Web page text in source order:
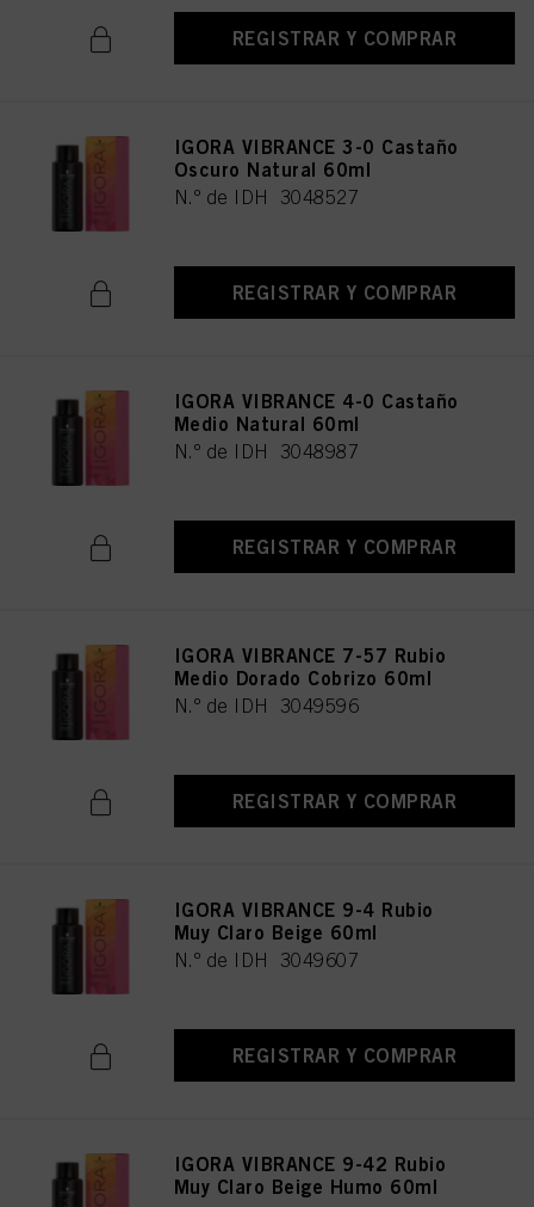
REGISTRAR Y COMPRAR
IGORA VIBRANCE 3-0 Castaño
Oscuro Natural 60ml
N.º de IDH 3048527
REGISTRAR Y COMPRAR
IGORA VIBRANCE 4-0 Castaño
Medio Natural 60ml
N.º de IDH 3048987
REGISTRAR Y COMPRAR
IGORA VIBRANCE 7-57 Rubio
Medio Dorado Cobrizo 60ml
N.º de IDH 3049596
REGISTRAR Y COMPRAR
IGORA VIBRANCE 9-4 Rubio
Muy Claro Beige 60ml
N.º de IDH 3049607
REGISTRAR Y COMPRAR
IGORA VIBRANCE 9-42 Rubio
Muy Claro Beige Humo 60ml